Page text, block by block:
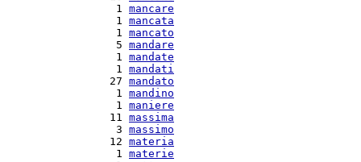
   1
mancare
   1
mancata
   1
mancato
   5
mandare
   1
mandate
   1
mandati
  27
mandato
   1
mandino
   1
maniere
  11
massima
   3
massimo
  12
materia
   1
materie